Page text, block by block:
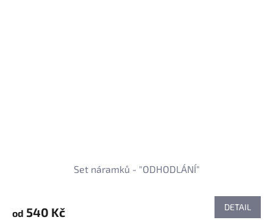
Set náramků - "ODHODLÁNÍ"
od 540 Kč DETAIL